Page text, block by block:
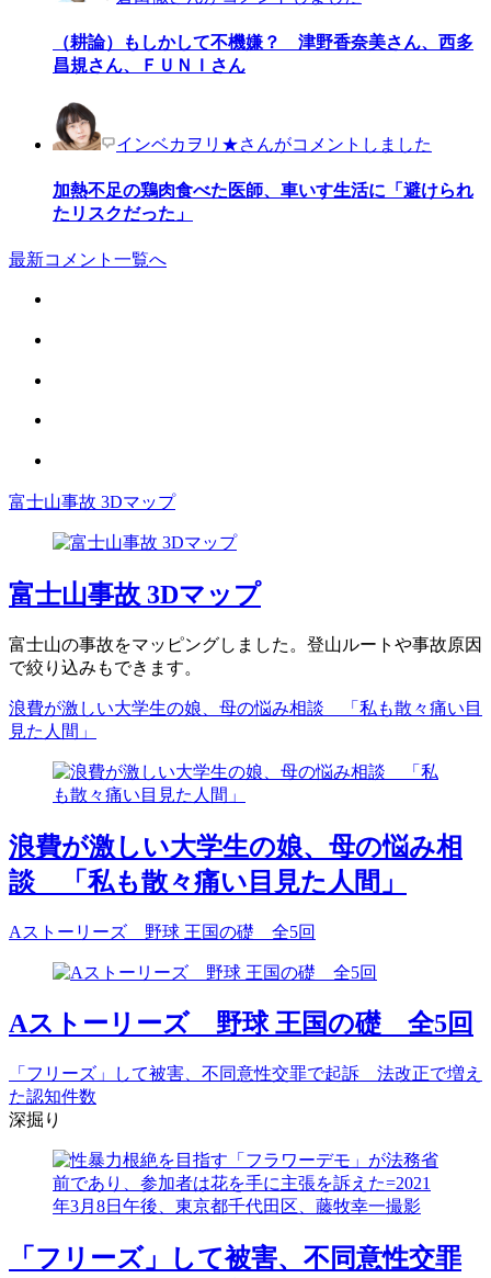
（耕論）もしかして不機嫌？ 津野香奈美さん、西多
昌規さん、ＦＵＮＩさん
インベカヲリ★さんがコメントしました
加熱不足の鶏肉食べた医師、車いす生活に「避けられ
たリスクだった」
最新コメント一覧へ
富士山事故 3Dマップ
富士山事故 3Dマップ
富士山の事故をマッピングしました。登山ルートや事故原因
で絞り込みもできます。
浪費が激しい大学生の娘、母の悩み相談 「私も散々痛い目
見た人間」
浪費が激しい大学生の娘、母の悩み相
談 「私も散々痛い目見た人間」
Aストーリーズ 野球 王国の礎 全5回
Aストーリーズ 野球 王国の礎 全5回
「フリーズ」して被害、不同意性交罪で起訴 法改正で増え
た認知件数
深掘り
「フリーズ」して被害、不同意性交罪